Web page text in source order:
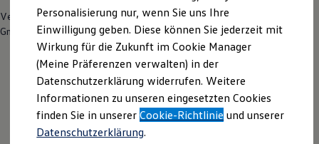
Kompaktwagen
Sportwagen
Schnell verfügbare Fahrzeuge
Angebote und Produkte
Aktuelle Angebote
E-Auto-Förderung
Volkswagen Marktplatz
Die ENERGY Sondermodelle
Junge Gebrauchtwagen und Gebrauchtwagen
Volkswagen Zertifizierte Gebrauchtwagen
Elektromobilität bei Gebrauchtwagen
Verantwortlich für die Inhalte auf dieser Seite ist die Autohaus Pirna
GmbH
Impressum & Rechtliches)
Personalisierung nur, wenn Sie uns Ihre
Einwilligung geben. Diese können Sie jederzeit mit
Wirkung für die Zukunft im Cookie Manager
(Meine Präferenzen verwalten) in der
Datenschutzerklärung widerrufen. Weitere
Informationen zu unseren eingesetzten Cookies
finden Sie in unsererCookie-Richtlinie und unserer
Datenschutzerklärung.